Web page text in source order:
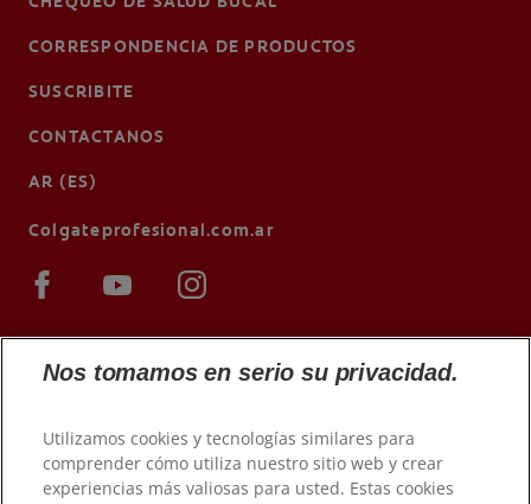
CORRESPONDENCIA DE PRODUCTOS
SUSCRIBITE
CONTACTANOS
AR (ES)
Colgateprofesional.com.ar
Nos tomamos en serio su privacidad.
Utilizamos cookies y tecnologías similares para
comprender cómo utiliza nuestro sitio web y crear
experiencias más valiosas para usted. Estas cookies